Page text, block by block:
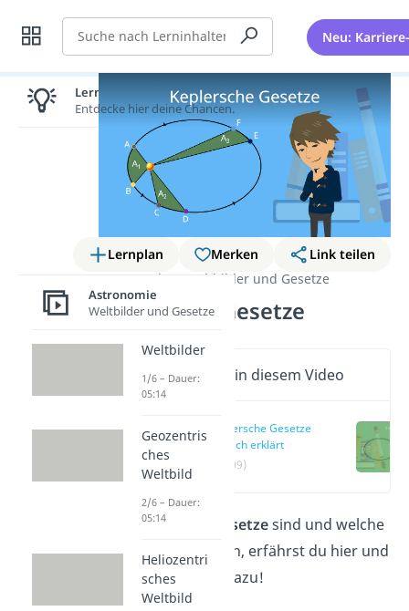
Suche Neu:
Lernplan Merken
Link teilen
Astronomie
Weltbilder und Gesetze
Keplersche Gesetze
Wichtige Inhalte in diesem Video
Keplersche Gesetze
einfach erklärt
(00:09)
keplersche Gesetzesind und welche
Aussagen sie treffen, erfährst du hier und
in unserem
dazu!
Lernen lohnt sich!
Entdecke hier deine Chancen.
Astronomie
Weltbilder und Gesetze
Weltbilder
1/6 – Dauer:
05:14
Geozentris
ches
Weltbild
2/6 – Dauer:
05:14
Heliozentri
sches
Weltbild